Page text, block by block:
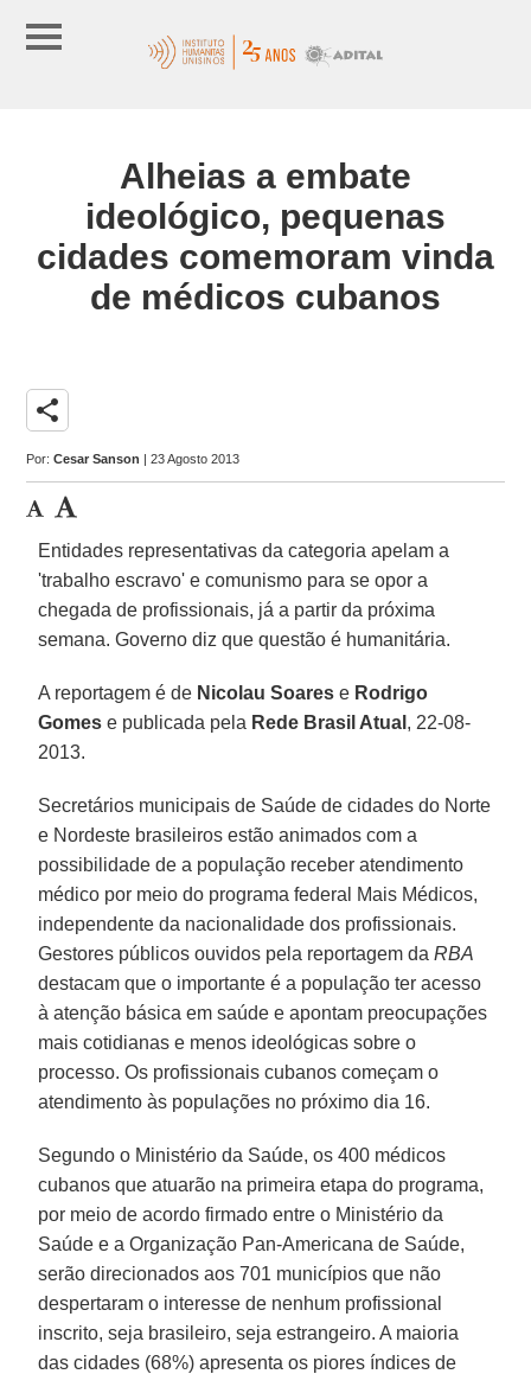
Alheias a embate
ideológico, pequenas
cidades comemoram vinda
de médicos cubanos
share
Por:Cesar Sanson | 23 Agosto 2013
Entidades representativas da categoria apelam a
'trabalho escravo' e comunismo para se opor a
chegada de profissionais, já a partir da próxima
semana. Governo diz que questão é humanitária.
A reportagem é de Nicolau Soares e Rodrigo
Gomes e publicada pela Rede Brasil Atual , 22-08-
2013.
Secretários municipais de Saúde de cidades do Norte
e Nordeste brasileiros estão animados com a
possibilidade de a população receber atendimento
médico por meio do programa federal Mais Médicos,
independente da nacionalidade dos profissionais.
Gestores públicos ouvidos pela reportagem daRBA
destacam que o importante é a população ter acesso
à atenção básica em saúde e apontam preocupações
mais cotidianas e menos ideológicas sobre o
processo. Os profissionais cubanos começam o
atendimento às populações no próximo dia 16.
Segundo o Ministério da Saúde, os 400 médicos
cubanos que atuarão na primeira etapa do programa,
por meio de acordo firmado entre o Ministério da
Saúde e a Organização Pan-Americana de Saúde,
serão direcionados aos 701 municípios que não
despertaram o interesse de nenhum profissional
inscrito, seja brasileiro, seja estrangeiro. A maioria
das cidades (68%) apresenta os piores índices de